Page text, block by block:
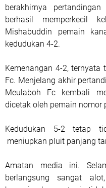
berakhirnya
berhasil memperkecil
Mishabuddin pemain
kedudukan 4-2.
Kemenangan 4-2, ternyata
Fc. Menjelang akhir
Meulaboh Fc kembali
dicetak oleh pemain nomor
Kedudukan 5-2 tetap
meniupkan pluit panjang
Amatan media ini.
berlangsung sangat